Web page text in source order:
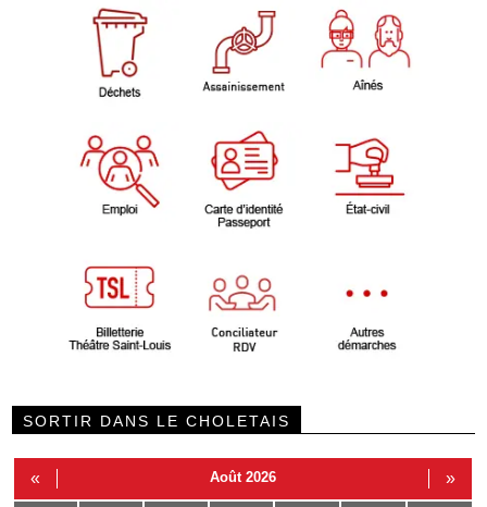
SORTIR DANS LE CHOLETAIS
« Août 2026 »